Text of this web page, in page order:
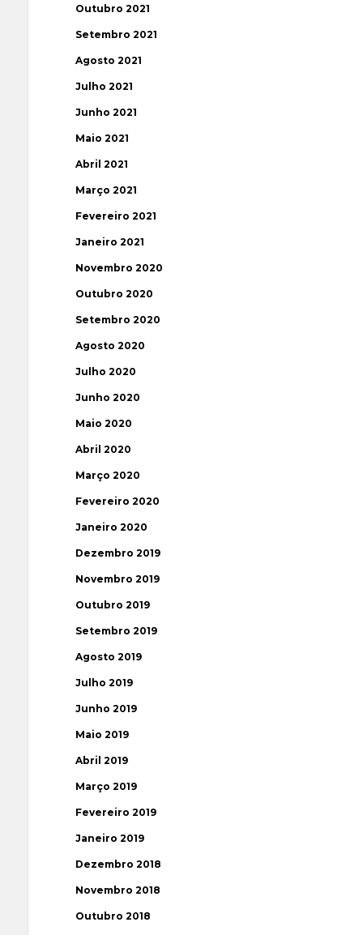
Outubro 2021
Setembro 2021
Agosto 2021
Julho 2021
Junho 2021
Maio 2021
Abril 2021
Março 2021
Fevereiro 2021
Janeiro 2021
Novembro 2020
Outubro 2020
Setembro 2020
Agosto 2020
Julho 2020
Junho 2020
Maio 2020
Abril 2020
Março 2020
Fevereiro 2020
Janeiro 2020
Dezembro 2019
Novembro 2019
Outubro 2019
Setembro 2019
Agosto 2019
Julho 2019
Junho 2019
Maio 2019
Abril 2019
Março 2019
Fevereiro 2019
Janeiro 2019
Dezembro 2018
Novembro 2018
Outubro 2018